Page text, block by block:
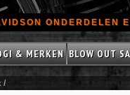
ONDERDELEN
& MERKEN BLOW OUT
/